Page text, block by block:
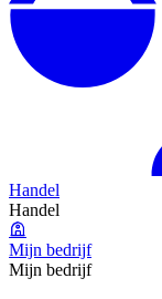
Handel
Handel
Mijn bedrijf
Mijn bedrijf